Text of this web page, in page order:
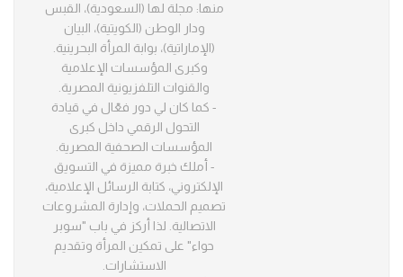
منها: مجلة لها (السعودية)، القبس
ودار الوطن (الكويتية)، البيان
(الإماراتية)، بوابة المرأة البحرينية.
وكبرى المؤسسات الإعلامية
والقنوات التلفزيونية المصرية.
- كما كان لي دور فعّال في قيادة
التحول الرقمي داخل كبرى
المؤسسات الصحفية المصرية.
- أملك خبرة مميزة في التسويق
الإلكتروني، كتابة الرسائل الإعلامية،
تصميم الحملات، وإدارة المشروعات
الاتصالية. لذا أركز في باب "سوبر
حواء" على تمكين المرأة وتقديم
الاستشارات.